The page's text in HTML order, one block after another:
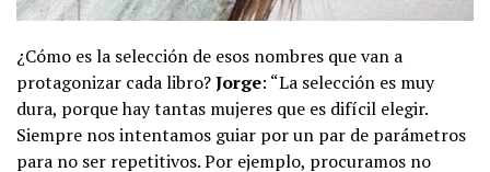
¿Cómo es la selección de esos nombres que van a
protagonizar cada libro?Jorge: “La selección es muy
dura, porque hay tantas mujeres que es difícil elegir.
Siempre nos intentamos guiar por un par de parámetros
para no ser repetitivos. Por ejemplo, procuramos no